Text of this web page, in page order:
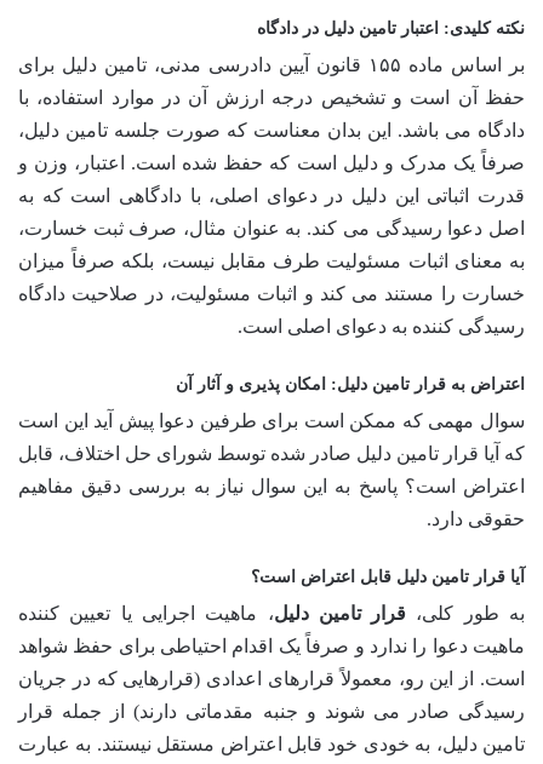
نکته کلیدی: اعتبار تامین دلیل در دادگاه
بر اساس ماده ۱۵۵ قانون آیین دادرسی مدنی، تامین دلیل برای
حفظ آن است و تشخیص درجه ارزش آن در موارد استفاده، با
دادگاه می باشد. این بدان معناست که صورت جلسه تامین دلیل،
صرفاً یک مدرک و دلیل است که حفظ شده است. اعتبار، وزن و
قدرت اثباتی این دلیل در دعوای اصلی، با دادگاهی است که به
اصل دعوا رسیدگی می کند. به عنوان مثال، صرف ثبت خسارت،
به معنای اثبات مسئولیت طرف مقابل نیست، بلکه صرفاً میزان
خسارت را مستند می کند و اثبات مسئولیت، در صلاحیت دادگاه
رسیدگی کننده به دعوای اصلی است.
اعتراض به قرار تامین دلیل: امکان پذیری و آثار آن
سوال مهمی که ممکن است برای طرفین دعوا پیش آید این است
که آیا قرار تامین دلیل صادر شده توسط شورای حل اختلاف، قابل
اعتراض است؟ پاسخ به این سوال نیاز به بررسی دقیق مفاهیم
حقوقی دارد.
آیا قرار تامین دلیل قابل اعتراض است؟
به طور کلی، قرار تامین دلیل، ماهیت اجرایی یا تعیین کننده
ماهیت دعوا را ندارد و صرفاً یک اقدام احتیاطی برای حفظ شواهد
است. از این رو، معمولاً قرارهای اعدادی (قرارهایی که در جریان
رسیدگی صادر می شوند و جنبه مقدماتی دارند) از جمله قرار
تامین دلیل، به خودی خود قابل اعتراض مستقل نیستند. به عبارت